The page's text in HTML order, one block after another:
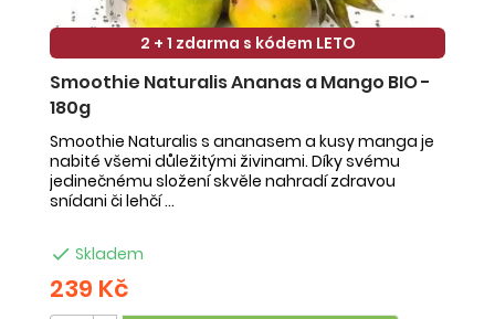
2 + 1 zdarma s kódem LETO
Smoothie Naturalis Ananas a Mango BIO -
180g
Smoothie Naturalis s ananasem a kusy manga je
nabité všemi důležitými živinami. Díky svému
jedinečnému složení skvěle nahradí zdravou
snídani či lehčí ...
 Skladem
239 Kč